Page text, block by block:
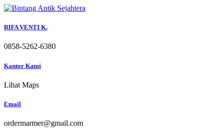
Skip
content
RIFA VENTI K.
0858-5262-6380
Kantor Kami
Lihat Maps
Email
ordermarmer@gmail.com